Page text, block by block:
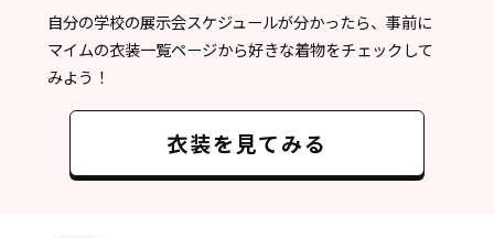
自分の学校の展示会スケジュールが分かったら、事前に
マイムの衣装一覧ページから好きな着物をチェックして
みよう！
衣装を見てみる